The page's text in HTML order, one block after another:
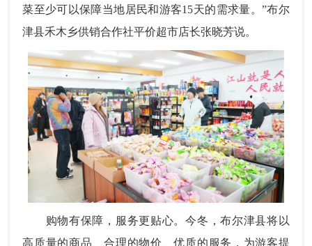
菜至少可以保障当地居民和游客15天的需求量。”布尔
津县禾木乡供销合作社平价超市店长张晓芳说。
购物有保障，服务更贴心。今冬，布尔津县将以
高质量的商品、合理的物价、优质的服务，为游客提